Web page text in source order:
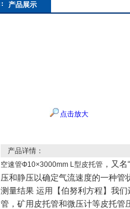
产品展示
点击放大
产品详情：
空速管Ф10×3000mm L型皮托管 ，又
压和静压以确定气流速度的一种
测量结果 运用【伯努利方程】我
管，矿用皮托管和微压计等皮托管